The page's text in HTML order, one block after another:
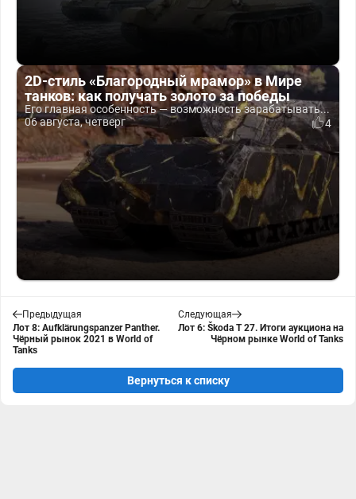
2D-стиль «Благородный мрамор» в Мире
танков: как получать золото за победы
Его главная особенность — возможность зарабатывать...
06 августа, четверг
4
Предыдущая
Лот 8: Aufklärungspanzer Panther.
Чёрный рынок 2021 в World of
Tanks
Следующая
Лот 6: Škoda T 27. Итоги аукциона на
Чёрном рынке World of Tanks
Вернуться к списку